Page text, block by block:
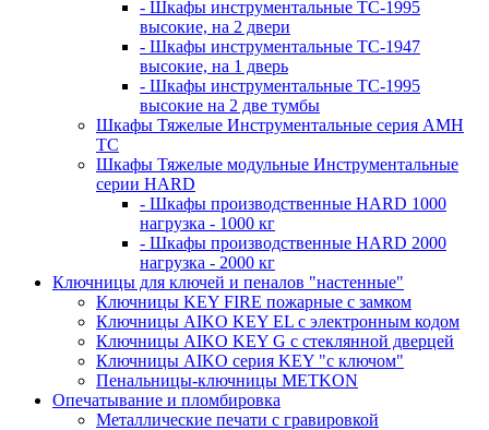
- Шкафы инструментальные TC-1995
высокие, на 2 двери
- Шкафы инструментальные ТС-1947
высокие, на 1 дверь
- Шкафы инструментальные ТС-1995
высокие на 2 две тумбы
Шкафы Тяжелые Инструментальные серия AMH
TC
Шкафы Тяжелые модульные Инструментальные
серии HARD
- Шкафы производственные HARD 1000
нагрузка - 1000 кг
- Шкафы производственные HARD 2000
нагрузка - 2000 кг
Ключницы для ключей и пеналов "настенные"
Ключницы KEY FIRE пожарные с замком
Ключницы AIKO KEY EL с электронным кодом
Ключницы AIKO KEY G с стеклянной дверцей
Ключницы AIKO серия KEY "с ключом"
Пенальницы-ключницы METKON
Опечатывание и пломбировка
Металлические печати с гравировкой